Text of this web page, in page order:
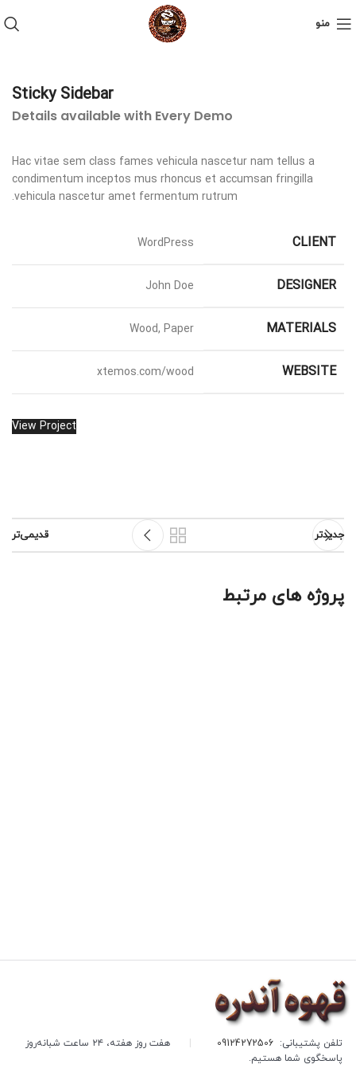
منو
Sticky Sidebar
Details available with Every Demo
Hac vitae sem class fames vehicula nascetur nam tellus a
condimentum inceptos mus rhoncus et accumsan fringilla
vehicula nascetur amet fermentum rutrum.
CLIENT
WordPress
DESIGNER
John Doe
MATERIALS
Wood, Paper
WEBSITE
xtemos.com/wood
View Project
جدیدتر قدیمی‌تر
پروژه های مرتبط
تلفن پشتیبانی: 09124272506
هفت روز هفته، ۲۴ ساعت شبانه‌روز
پاسخگوی شما هستیم.